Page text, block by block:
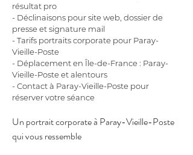
résultat pro
- Déclinaisons pour site web, dossier de
presse et signature mail
- Tarifs portraits corporate pour Paray-
Vieille-Poste
- Déplacement en Île-de-France : Paray-
Vieille-Poste et alentours
- Contact à Paray-Vieille-Poste pour
réserver votre séance
Un portrait corporate à Paray-Vieille-Poste
qui vous ressemble